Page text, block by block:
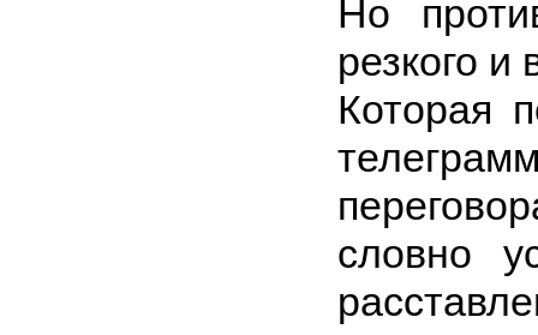
Но
резкого
Которая
словно